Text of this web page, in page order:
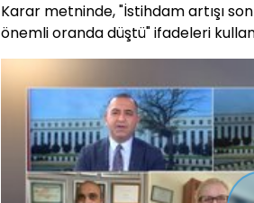
Karar metninde, "İstihdam artışı
önemli oranda düştü" ifadeleri